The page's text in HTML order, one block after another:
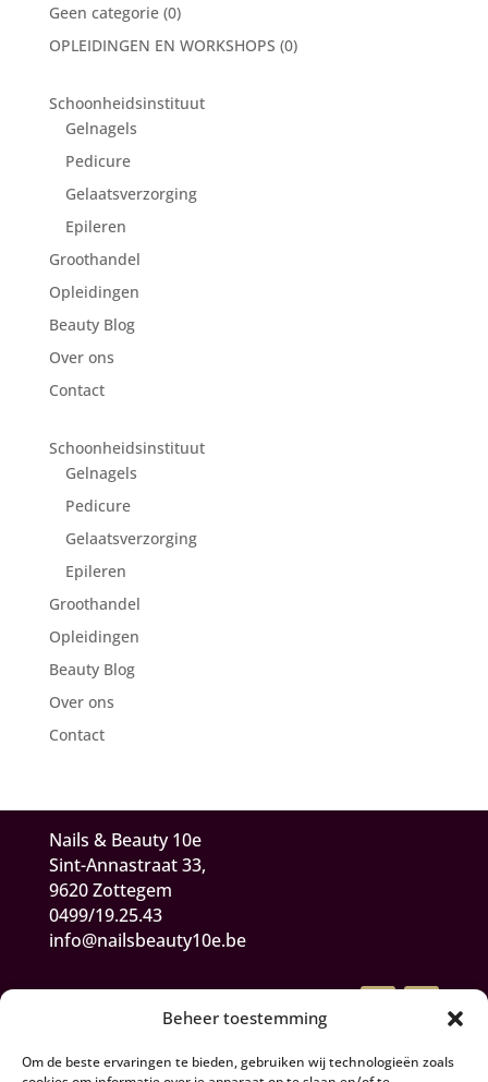
Beheer toestemming
Om de beste ervaringen te bieden, gebruiken wij technologieën zoals
Geen categorie (0)
OPLEIDINGEN EN WORKSHOPS (0)
Schoonheidsinstituut
Gelnagels
Pedicure
Gelaatsverzorging
Epileren
Groothandel
Opleidingen
Beauty Blog
Over ons
Contact
Schoonheidsinstituut
Gelnagels
Pedicure
Gelaatsverzorging
Epileren
Groothandel
Opleidingen
Beauty Blog
Over ons
Contact
Nails & Beauty 10e
Sint-Annastraat 33,
9620 Zottegem
0499/19.25.43
info@nailsbeauty10e.be